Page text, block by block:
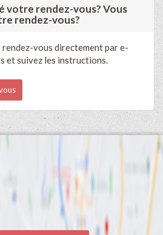
votre rendez-vous? Vous
rendez-vous?
rendez-vous directement par e-
et suivez les instructions.